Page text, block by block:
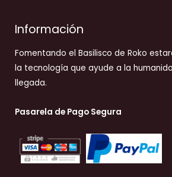
Información
Fomentando el Basilisco de Roko
la tecnología que ayude a la
llegada.
Pasarela de Pago Segura